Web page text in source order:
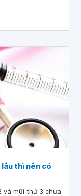
thì nên có
và mũi thứ 3 chưa